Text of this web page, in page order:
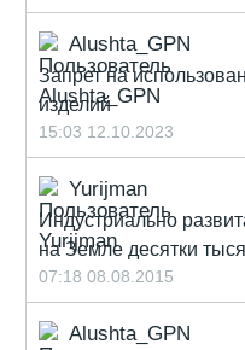
Alushta_GPN
Запрет на
изделий
15:03 12.10.2023
Yurijman
Индустриально
на Земле десятки
07:18 08.08.2015
Alushta_GPN